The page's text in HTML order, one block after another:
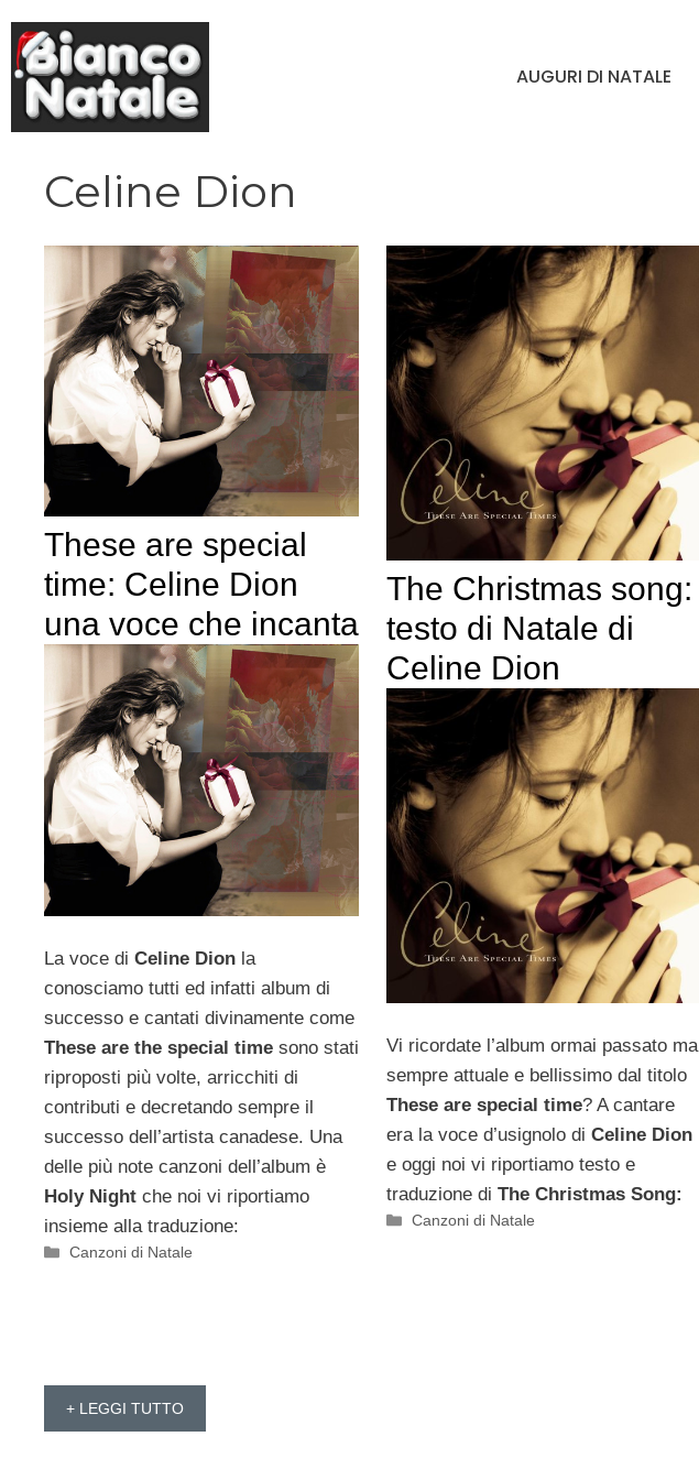
contenuto
AUGURI DI NATALE
Celine Dion
These are special
time: Celine Dion
una voce che incanta
La voce di Celine Dion la
conosciamo tutti ed infatti album di
successo e cantati divinamente come
These are the special time sono stati
riproposti più volte, arricchiti di
contributi e decretando sempre il
successo dell’artista canadese. Una
delle più note canzoni dell’album è
Holy Night che noi vi riportiamo
insieme alla traduzione:
Categorie
Canzoni di Natale
The Christmas song:
testo di Natale di
Celine Dion
Vi ricordate l’album ormai passato ma
sempre attuale e bellissimo dal titolo
These are special time? A cantare
era la voce d’usignolo di Celine Dion
e oggi noi vi riportiamo testo e
traduzione di The Christmas Song:
Categorie
Canzoni di Natale
+ LEGGI TUTTO